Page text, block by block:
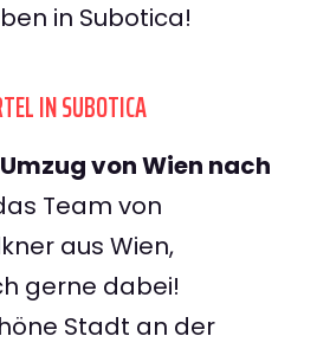
in Subotica!
IN SUBOTICA
Umzug von Wien nach
Team von
aus Wien,
gerne dabei!
Stadt an der